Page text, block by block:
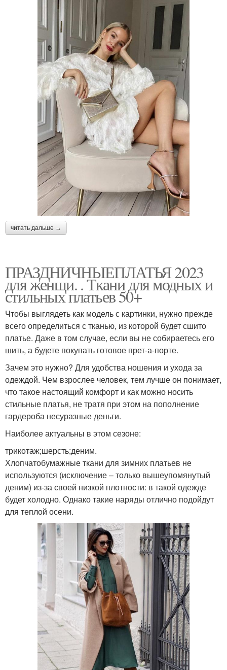
читать дальше →
ПРАЗДНИЧНЫЕПЛАТЬЯ 2023
для женщи. . Ткани для модных и
стильных платьев 50+
Чтобы выглядеть как модель с картинки, нужно прежде
всего определиться с тканью, из которой будет сшито
платье. Даже в том случае, если вы не собираетесь его
шить, а будете покупать готовое прет-а-порте.
Зачем это нужно? Для удобства ношения и ухода за
одеждой. Чем взрослее человек, тем лучше он понимает,
что такое настоящий комфорт и как можно носить
стильные платья, не тратя при этом на пополнение
гардероба несуразные деньги.
Наиболее актуальны в этом сезоне:
трикотаж;шерсть;деним.
Хлопчатобумажные ткани для зимних платьев не
используются (исключение – только вышеупомянутый
деним) из-за своей низкой плотности: в такой одежде
будет холодно. Однако такие наряды отлично подойдут
для теплой осени.